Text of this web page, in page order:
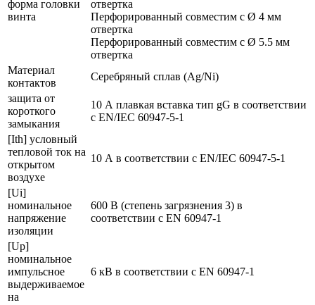
форма головки
винта
отвертка
Перфорированный совместим с Ø 4 мм
отвертка
Перфорированный совместим с Ø 5.5 мм
отвертка
Материал
контактов
Серебряный сплав (Ag/Ni)
защита от
короткого
замыкания
10 А плавкая вставка тип gG в соответствии
с EN/IEC 60947-5-1
[Ith] условный
тепловой ток на
открытом
воздухе
10 А в соответствии с EN/IEC 60947-5-1
[Ui]
номинальное
напряжение
изоляции
600 В (степень загрязнения 3) в
соответствии с EN 60947-1
[Up]
номинальное
импульсное
выдерживаемое
на
6 кВ в соответствии с EN 60947-1